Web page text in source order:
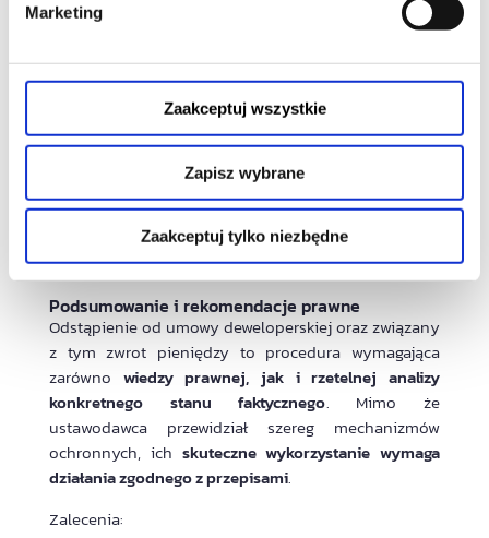
Marketing
Zaakceptuj wszystkie
Zapisz wybrane
Zaakceptuj tylko niezbędne
doręczone osobiście z uzyskaniem pisemnego
3. Powiadomienie banku prowadzącego rachunek
Dla zabezpieczenia interesów nabywcyzaleca się
gromadzenie wszelkiej dokumentacji
umową, komunikacją z deweloperem i bankiem, a
także dowodów uzasadniających odstąpienie od
umowy deweloperskiej.
Podsumowanie i rekomendacje prawne
Odstąpienie od umowy deweloperskiej oraz związany
z tym zwrot pieniędzy to procedura wymagająca
zarówno wiedzy prawnej, jak i rzetelnej analizy
konkretnego stanu faktycznego. Mimo że
ustawodawca przewidział szereg mechanizmów
ochronnych, ich skuteczne wykorzystanie wymaga
działania zgodnego z przepisami.
Zalecenia: